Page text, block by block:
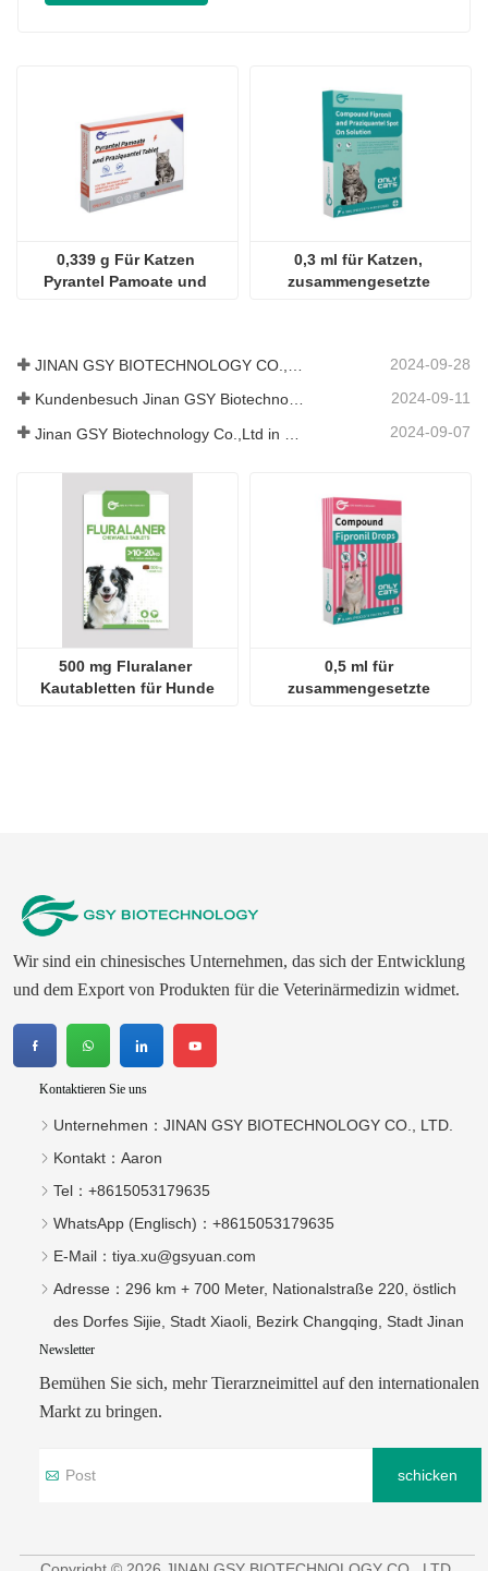
0,339 g Für Katzen
Pyrantel Pamoate und
0,3 ml für Katzen,
zusammengesetzte
2024-09-28
Kundenbesuch Jinan GSY Biotechnology Co.,Ltd 2024-09-11
2024-09-07
500 mg Fluralaner
Kautabletten für Hunde
0,5 ml für
zusammengesetzte
Wir sind ein chinesisches Unternehmen, das sich der Entwicklung
und dem Export von Produkten für die Veterinärmedizin widmet.
Kontaktieren Sie uns
Unternehmen： JINAN GSY BIOTECHNOLOGY CO., LTD.
Kontakt： Aaron
Tel： +8615053179635‬
WhatsApp (Englisch)： +8615053179635
E-Mail： tiya.xu@gsyuan.com
Adresse： 296 km + 700 Meter, Nationalstraße 220, östlich
des Dorfes Sijie, Stadt Xiaoli, Bezirk Changqing, Stadt Jinan
Newsletter
Bemühen Sie sich, mehr Tierarzneimittel auf den internationalen
Markt zu bringen.
schicken